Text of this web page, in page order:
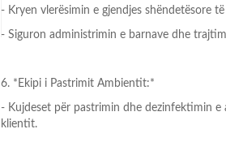
- Kryen vlerësimin e gjendjes shëndetësore
- Siguron administrimin e barnave dhe
6. *Ekipi i Pastrimit Ambientit:*
- Kujdeset për pastrimin dhe dezinfektimin
klientit.